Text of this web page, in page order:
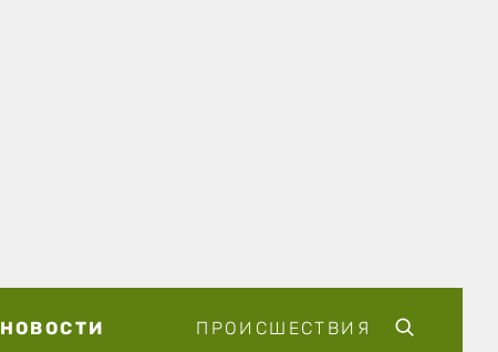
НОВОСТИ ПРОИСШЕСТВИЯ